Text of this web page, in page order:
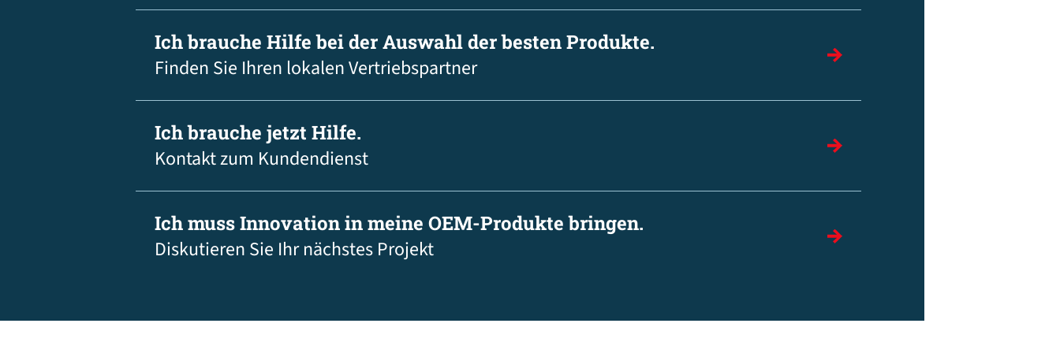
Ich brauche Hilfe bei der Auswahl der besten Produkte.
Finden Sie Ihren lokalen Vertriebspartner
Ich brauche jetzt Hilfe.
Kontakt zum Kundendienst
Ich muss Innovation in meine OEM-Produkte bringen.
Diskutieren Sie Ihr nächstes Projekt